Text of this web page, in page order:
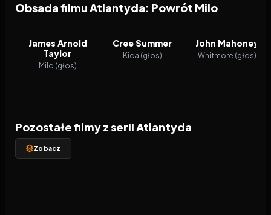
Obsada filmu Atlantyda: Powrót Milo
James Arnold
Taylor
Milo (głos)
Cree Summer
Kida (głos)
John Mahoney
Whitmore (głos)
Pozostałe filmy z serii Atlantyda
Zobacz